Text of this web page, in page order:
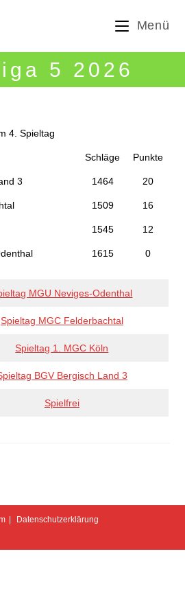
Menü
5 2026
4. Spieltag
Schläge Punkte
3 1464 20
1509 16
1545 12
1615 0
MGU Neviges-Odenthal
Spieltag MGC Felderbachtal
Spieltag 1. MGC Köln
BGV Bergisch Land 3
Spielfrei
Datenschutzerklärung